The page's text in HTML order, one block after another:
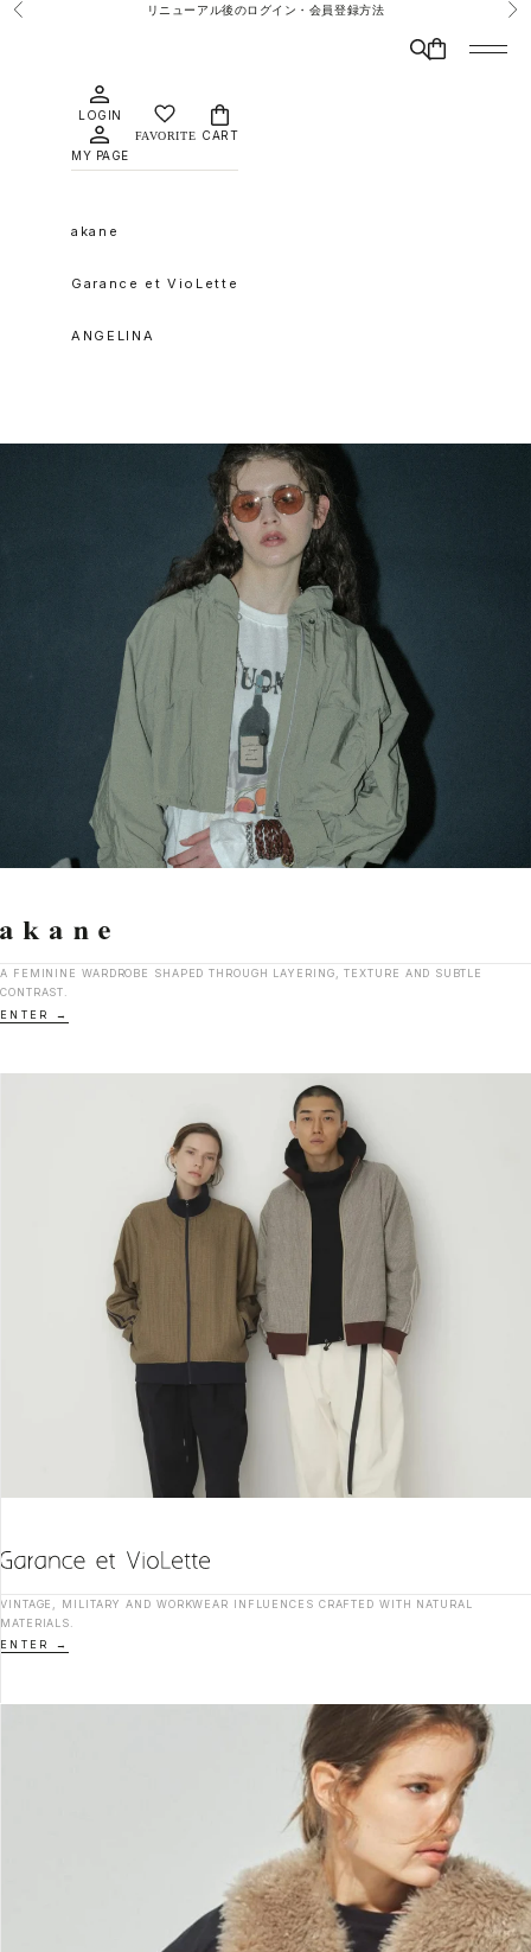
コンテンツへスキップ
前へ リニューアル後のログイン・会員登録方法 次
メニュ
検索CART
LOGIN
MY PAGE
CART
akane
Garance et VioLette
ANGELINA
A FEMININE WARDROBE SHAPED THROUGH LAYERING, TEXTURE AND SUBTLE
CONTRAST.
ENTER
VINTAGE, MILITARY AND WORKWEAR INFLUENCES CRAFTED WITH NATURAL
MATERIALS.
ENTER